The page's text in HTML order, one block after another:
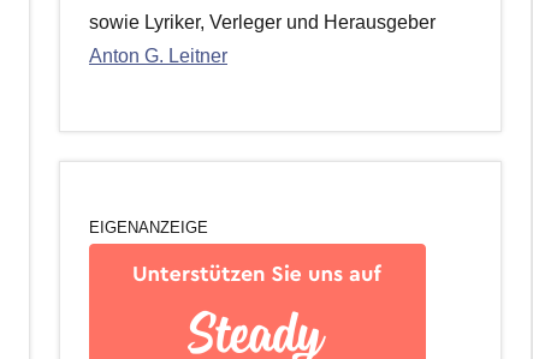
sowie Lyriker, Verleger und Herausgeber
Anton G. Leitner
EIGENANZEIGE